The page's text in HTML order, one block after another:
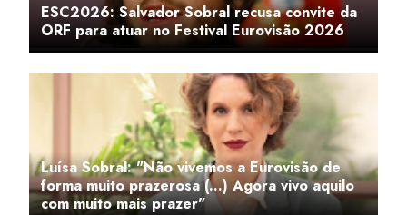
ESC2026: Salvador Sobral recusa convite da
ORF para atuar no Festival Eurovisão 2026
Luísa Sobral: "Não vivemos a Eurovisão de
forma muito prazerosa (...) Agora vivo aquilo
com muito mais prazer"